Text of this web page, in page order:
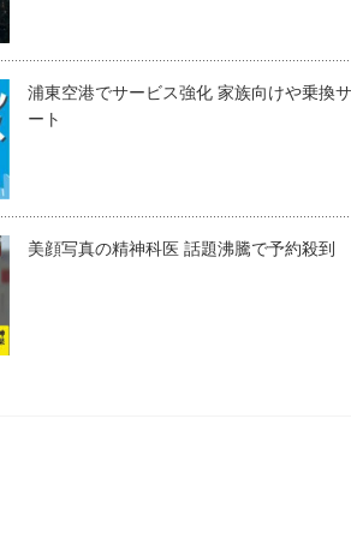
浦東空港でサービス強化 家族向けや乗換
ート
美顔写真の精神科医 話題沸騰で予約殺到